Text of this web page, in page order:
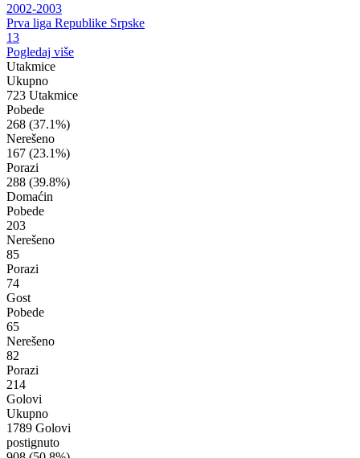
2002-2003
Prva liga Republike Srpske
13
Pogledaj više
Utakmice
Ukupno
723 Utakmice
Pobede
268 (37.1%)
Nerešeno
167 (23.1%)
Porazi
288 (39.8%)
Domaćin
Pobede
203
Nerešeno
85
Porazi
74
Gost
Pobede
65
Nerešeno
82
Porazi
214
Golovi
Ukupno
1789 Golovi
postignuto